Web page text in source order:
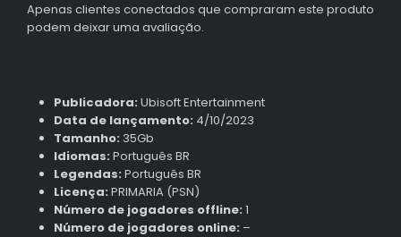
Apenas clientes conectados que compraram este produto
podem deixar uma avaliação.
Publicadora: Ubisoft Entertainment
Data de lançamento: 4/10/2023
Tamanho: 35Gb
Idiomas: Português BR
Legendas: Português BR
Licença: PRIMARIA (PSN)
Número de jogadores offline: 1
Número de jogadores online: –